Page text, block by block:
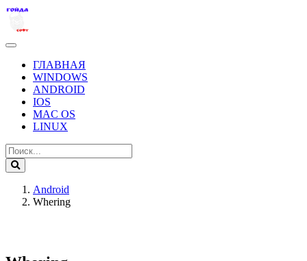
ГЛАВНАЯ
WINDOWS
ANDROID
IOS
MAC OS
LINUX
Android
Whering